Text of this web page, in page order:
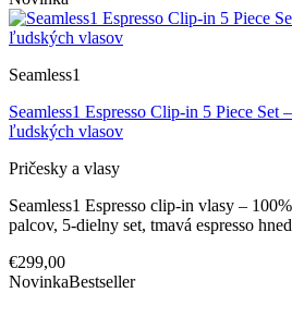
Seamless1
Seamless1 Espresso Clip-in 5 Piece Set
ľudských vlasov
Pričesky a vlasy
Seamless1 Espresso clip-in vlasy –
palcov, 5-dielny set, tmavá espresso
€299,00
NovinkaBestseller